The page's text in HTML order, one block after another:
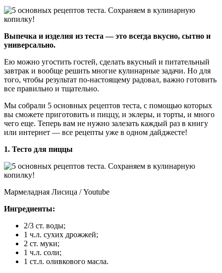
Выпечка и изделия из теста — это всегда вкусно, сытно и
универсально.
Ею можно угостить гостей, сделать вкусный и питательный
завтрак и вообще решить многие кулинарные задачи. Но для
того, чтобы результат по-настоящему радовал, важно готовить
все правильно и тщательно.
Мы собрали 5 основных рецептов теста, с помощью которых
вы сможете приготовить и пиццу, и эклеры, и торты, и много
чего еще. Теперь вам не нужно залезать каждый раз в книгу
или интернет — все рецепты уже в одном дайджесте!
1. Тесто для пиццы
Мармеладная Лисица / Youtube
Ингредиенты:
2/3 ст. воды;
1 ч.л. сухих дрожжей;
2 ст. муки;
1 ч.л. соли;
1 ст.л. оливкового масла.